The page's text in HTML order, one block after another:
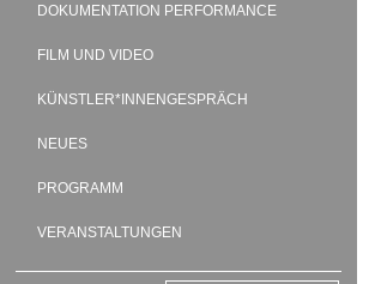
DOKUMENTATION PERFORMANCE
FILM UND VIDEO
KÜNSTLER*INNENGESPRÄCH
NEUES
PROGRAMM
VERANSTALTUNGEN